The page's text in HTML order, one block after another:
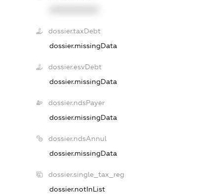
dossier.taxDebt
dossier.missingData
dossier.esvDebt
dossier.missingData
dossier.ndsPayer
dossier.missingData
dossier.ndsAnnul
dossier.missingData
dossier.single_tax_reg
dossier.notInList